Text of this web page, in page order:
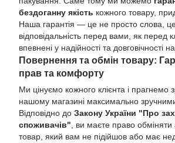
бездоганну якість кожного товару,
Наша гарантія — це не просто слова,
відповідальність перед вами, як перед
впевнені у надійності та довговічності
Повернення та обмін товару:
прав та комфорту
Ми цінуємо кожного клієнта і прагнемо
нашому магазині максимально
Відповідно до Закону України "Про
споживачів", ви маєте право обміняти
товар, який вам не підійшов або має